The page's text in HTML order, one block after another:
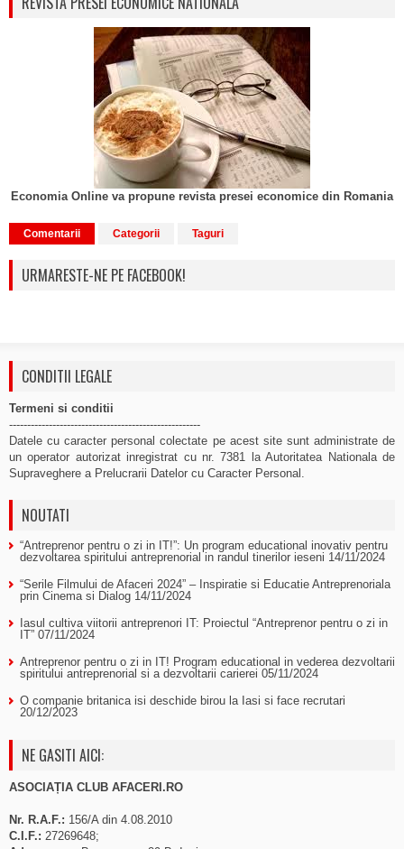
Economia Online va propune revista presei economice din Romania
Comentarii Categorii Taguri
URMARESTE-NE PE FACEBOOK!
CONDITII LEGALE
Termeni si conditii
-----------------------------------------------------
Datele cu caracter personal colectate pe acest site sunt administrate de
un operator autorizat inregistrat cu nr. 7381 la Autoritatea Nationala de
Supraveghere a Prelucrarii Datelor cu Caracter Personal.
NOUTATI
“Antreprenor pentru o zi in IT!”: Un program educational inovativ pentru
dezvoltarea spiritului antreprenorial in randul tinerilor ieseni 14/11/2024
“Serile Filmului de Afaceri 2024” – Inspiratie si Educatie Antreprenoriala
prin Cinema si Dialog 14/11/2024
Iasul cultiva viitorii antreprenori IT: Proiectul “Antreprenor pentru o zi in
IT” 07/11/2024
Antreprenor pentru o zi in IT! Program educational in vederea dezvoltarii
spiritului antreprenorial si a dezvoltarii carierei 05/11/2024
O companie britanica isi deschide birou la Iasi si face recrutari
20/12/2023
NE GASITI AICI:
ASOCIAȚIA CLUB AFACERI.RO
Nr. R.A.F.: 156/A din 4.08.2010
C.I.F.: 27269648;